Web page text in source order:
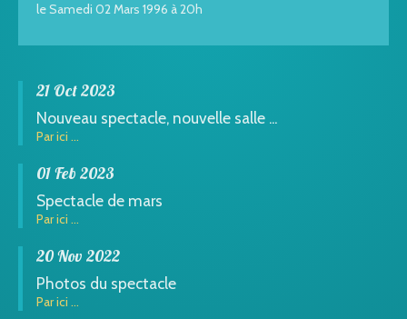
le Samedi 02 Mars 1996 à 20h
21 Oct 2023
Nouveau spectacle, nouvelle salle ...
Par ici ...
01 Feb 2023
Spectacle de mars
Par ici ...
20 Nov 2022
Photos du spectacle
Par ici ...